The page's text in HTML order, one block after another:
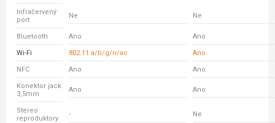
Infračervený
port
Ne Ne
Bluetooth Ano Ano
Wi-Fi 802.11 a/b/g/n/ac Ano
NFC Ano Ano
Konektor jack
3,5mm
Ano Ano
Stereo
reproduktory
- Ne